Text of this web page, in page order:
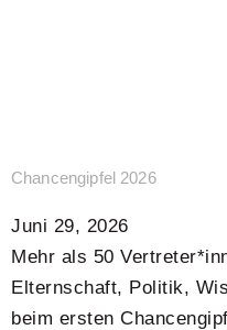
Chancengipfel 2026
Juni 29, 2026
Mehr als 50
Elternschaft, Politik,
beim ersten